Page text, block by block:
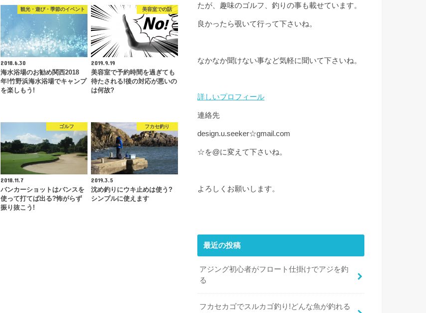
観光・遊び・季節のイベント
2018.6.30
海水浴場のお勧め関西2018
年!竹野浜海水浴場でキャンプ
を楽しもう!
美容室での話
2019.9.19
美容室で予約時間を過ぎても
待たされる!後の対応が悪いの
は何故?
ゴルフ
2018.11.7
バンカーショットはバンスを
使って打てば出る?怖がらず
振り抜こう!
フカセ釣り
2019.3.5
沈め釣りにウキ止めは使う?
シンプルに使えます
たが、趣味のゴルフ、釣りの事も載せています。
良かったら覗いて行って下さいね。
なかなか聞けない事など気軽に聞いて下さいね。
詳しいプロフィール
連絡先
design.u.seeker☆gmail.com
☆を@に変えて下さいね。
よろしくお願いします。
最近の投稿
アジング初心者がフロート仕掛けでアジを釣
る
フカセカゴでスルカゴ釣り!どんな魚が釣れる